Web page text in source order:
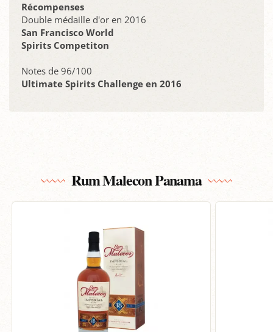
Récompenses
Double médaille d'or en 2016
San Francisco World
Spirits Competiton
Notes de 96/100
Ultimate Spirits Challenge en 2016
Rum Malecon Panama